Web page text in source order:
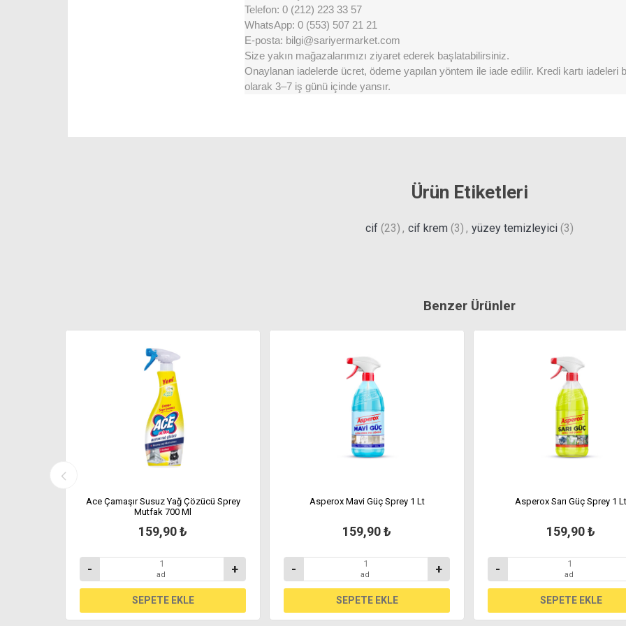
Telefon: 0 (212) 223 33 57
WhatsApp: 0 (553) 507 21 21
E-posta: bilgi@sariyermarket.com
Size yakın mağazalarımızı ziyaret ederek başlatabilirsiniz.
Onaylanan iadelerde ücret, ödeme yapılan yöntem ile iade edilir. Kredi kartı iadeleri
olarak 3–7 iş günü içinde yansır.
Ürün Etiketleri
cif (23) , cif krem (3) , yüzey temizleyici (3)
Benzer Ürünler
Ace Çamaşır Susuz Yağ Çözücü Sprey
Mutfak 700 Ml
159,90 ₺
- ad +
Asperox Mavi Güç Sprey 1 Lt
159,90 ₺
- ad +
Asperox Sarı Güç Sprey 1 Lt
159,90 ₺
- ad